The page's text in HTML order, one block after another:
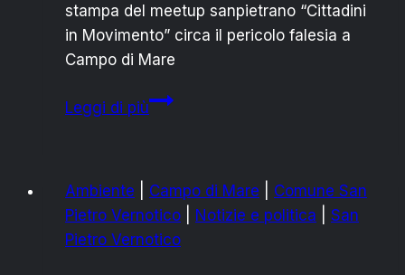
stampa del meetup sanpietrano “Cittadini
in Movimento” circa il pericolo falesia a
Campo di Mare
Leggi di piùCampo
su
falesia
“rischio
Ambiente Campo di Mare
Comune San
Pietro Vernotico
Notizie e politica
San
Pietro Vernotico